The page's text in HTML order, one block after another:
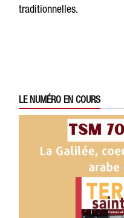
traditionnelles.
LE NUMÉRO EN COURS